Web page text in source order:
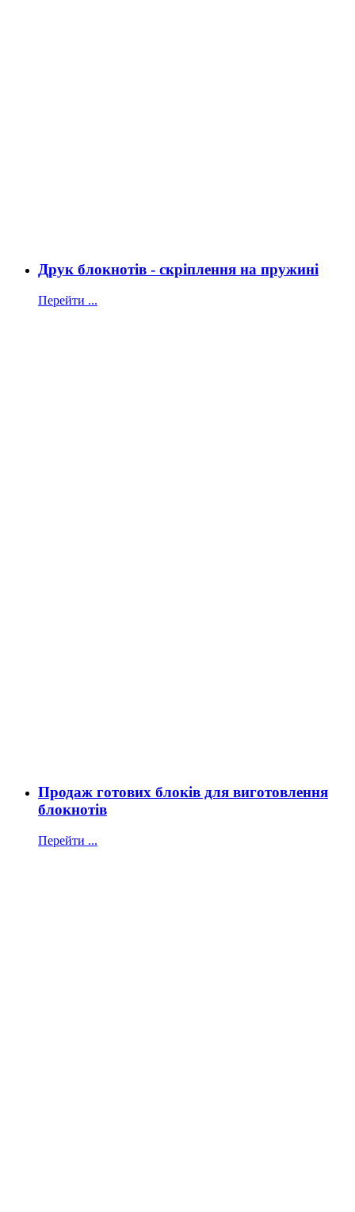
Друк блокнотів - скріплення на пружині
Перейти ...
Продаж готових блоків для виготовлення
блокнотів
Перейти ...